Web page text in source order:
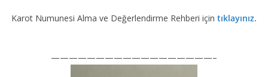
Karot Numunesi Alma ve Değerlendirme Rehberi için tıklayınız.
——————————————————–